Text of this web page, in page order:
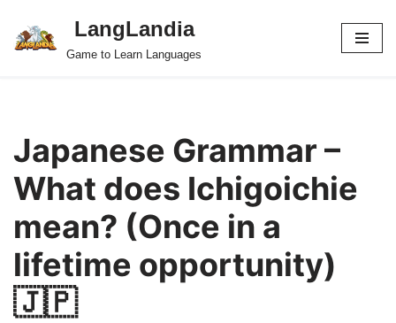
Skip
LangLandia
Game to Learn Languages
Japanese Grammar –
What does Ichigoichie
mean? (Once in a
lifetime opportunity)
🇯🇵